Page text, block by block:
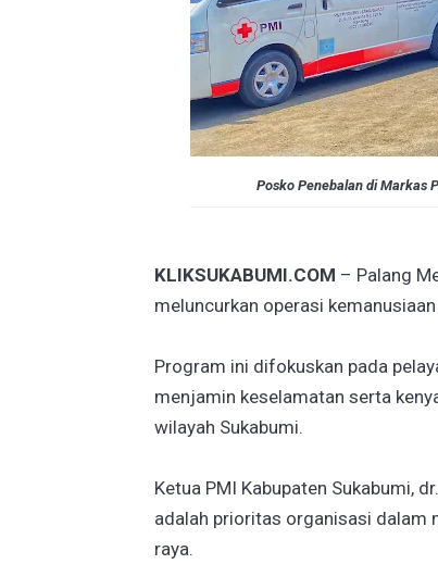
Posko Penebalan di Markas
KLIKSUKABUMI.COM – Palang
meluncurkan operasi
Program ini difokuskan pada
menjamin keselamatan serta
wilayah Sukabumi.
Ketua PMI Kabupaten Sukabumi,
adalah prioritas organisasi dalam
raya.